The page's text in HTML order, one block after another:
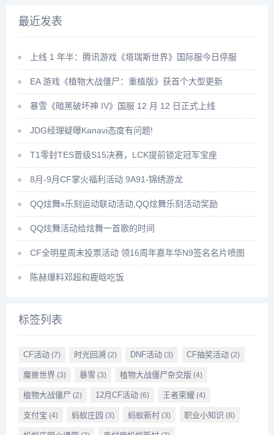
最近发表
上线 1 年半：腾讯游戏《塔瑞斯世界》国际服今日停服
EA 游戏《植物大战僵尸：重植版》获首个大型更新
暴雪《暗黑破坏神 IV》国服 12 月 12 日正式上线
JDG经理疑曝Kanavi态度有问题!
T1零封TES晋级S15决赛，LCK提前锁定冠军宝座
8月-9月CF掌火福利活动 9A91-锦绣游龙
QQ炫舞x乐刻运动联动活动,QQ炫舞乐刻活动奖励
QQ炫舞活动给炫舞一首歌的时间
CF全明星周末投票活动 领16周年嘉年华N9签名名片喷图
陈赫爆料邓超和鹿晗吃饭
标签列表
CF活动(7) 时光回溯 (2) DNF活动 (3) CF抽奖活动 (2)
魔兽世界(3) 暴雪 (3) 植物大战僵尸杂交版 (4)
植物大战僵尸 (2) 12月CF活动(6) 王者荣耀 (4)
支付宝 (4) 蚂蚁庄园 (3) 蚂蚁新村 (3) 职业小知识 (8)